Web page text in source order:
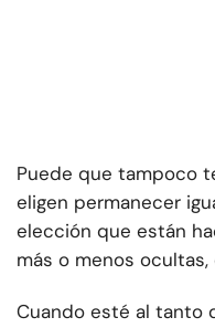
Puede que tampoco
eligen permanecer
elección que están
más o menos
Cuando esté al tanto